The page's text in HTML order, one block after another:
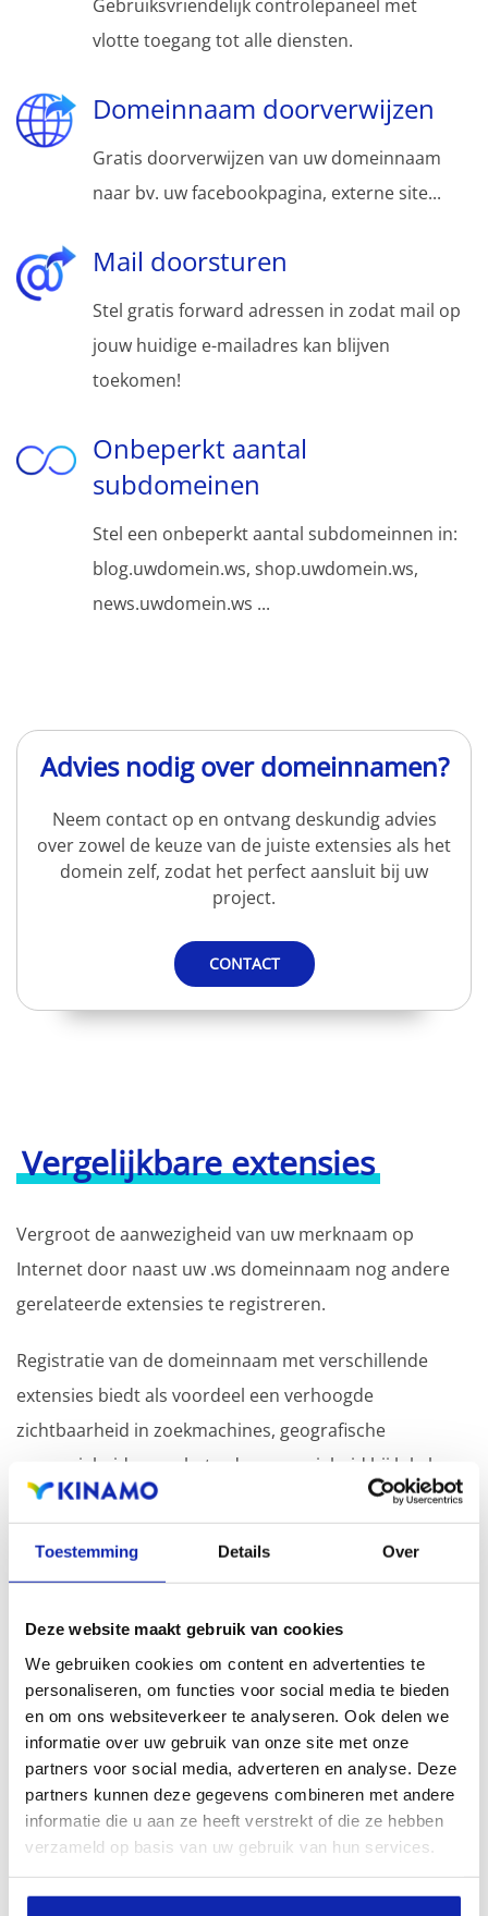
Toestemming Details Over
Deze website maakt gebruik van cookies
We gebruiken cookies om content en advertenties te
personaliseren, om functies voor social media te bieden
en om ons websiteverkeer te analyseren. Ook delen we
informatie over uw gebruik van onze site met onze
partners voor social media, adverteren en analyse. Deze
partners kunnen deze gegevens combineren met andere
informatie die u aan ze heeft verstrekt of die ze hebben
verzameld op basis van uw gebruik van hun services.
Gebruiksvriendelijk controlepaneel met
vlotte toegang tot alle diensten.
Domeinnaam doorverwijzen
Gratis doorverwijzen van uw domeinnaam
naar bv. uw facebookpagina, externe site...
Mail doorsturen
Stel gratis forward adressen in zodat mail op
jouw huidige e-mailadres kan blijven
toekomen!
Onbeperkt aantal
subdomeinen
Stel een onbeperkt aantal subdomeinnen in:
blog.uwdomein.ws, shop.uwdomein.ws,
news.uwdomein.ws ...
Advies nodig over domeinnamen?
Neem contact op en ontvang deskundig advies
over zowel de keuze van de juiste extensies als het
domein zelf, zodat het perfect aansluit bij uw
project.
CONTACT
Vergelijkbare extensies
Vergroot de aanwezigheid van uw merknaam op
Internet door naast uw .ws domeinnaam nog andere
gerelateerde extensies te registreren.
Registratie van de domeinnaam met verschillende
extensies biedt als voordeel een verhoogde
zichtbaarheid in zoekmachines, geografische
aanwezigheid en verbeterde aanwezigheid bij lokale
zoekresultaten in zoekmachines.
Registreer uw domeinnamen